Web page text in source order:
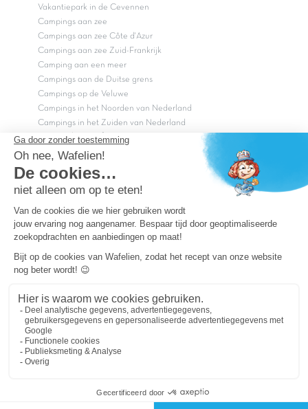
Vakantiepark in de Cevennen
Campings aan zee
Campings aan zee Côte d'Azur
Campings aan zee Zuid-Frankrijk
Camping aan een meer
Campings aan de Duitse grens
Campings op de Veluwe
Campings in het Noorden van Nederland
Campings in het Zuiden van Nederland
Copyright Capfun 2026 ©
Bij Capfun solliciteren
Veelgestelde vragen
Dutchbox Vakantiepark
Superdeals
Capfun in de media
Carabouille.nl
Wettelijke bepalingen
Algemene reisvoorwaarden
Persvragen? mail persvragen@capfun.com
Powered by ICS
OK